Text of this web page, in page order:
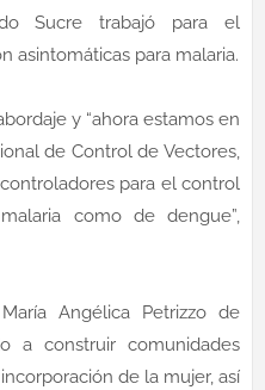
Sucre trabajó para el
asintomáticas para malaria.
y “ahora estamos en
de Control de Vectores,
para el control
como de dengue”,
Angélica Petrizzo de
a construir comunidades
de la mujer, así